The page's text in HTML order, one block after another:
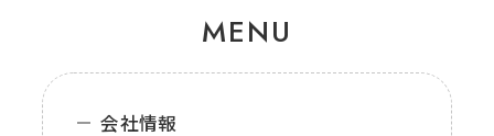
MENU
会社情報